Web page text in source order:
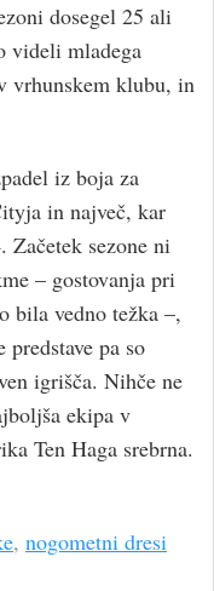
dosegel 25 ali
videli mladega
vrhunskem klubu, in
iz boja za
in največ, kar
Začetek sezone ni
– gostovanja pri
bila vedno težka –,
predstave pa so
igrišča. Nihče ne
ekipa v
Ten Haga srebrna.
, nogometni dresi